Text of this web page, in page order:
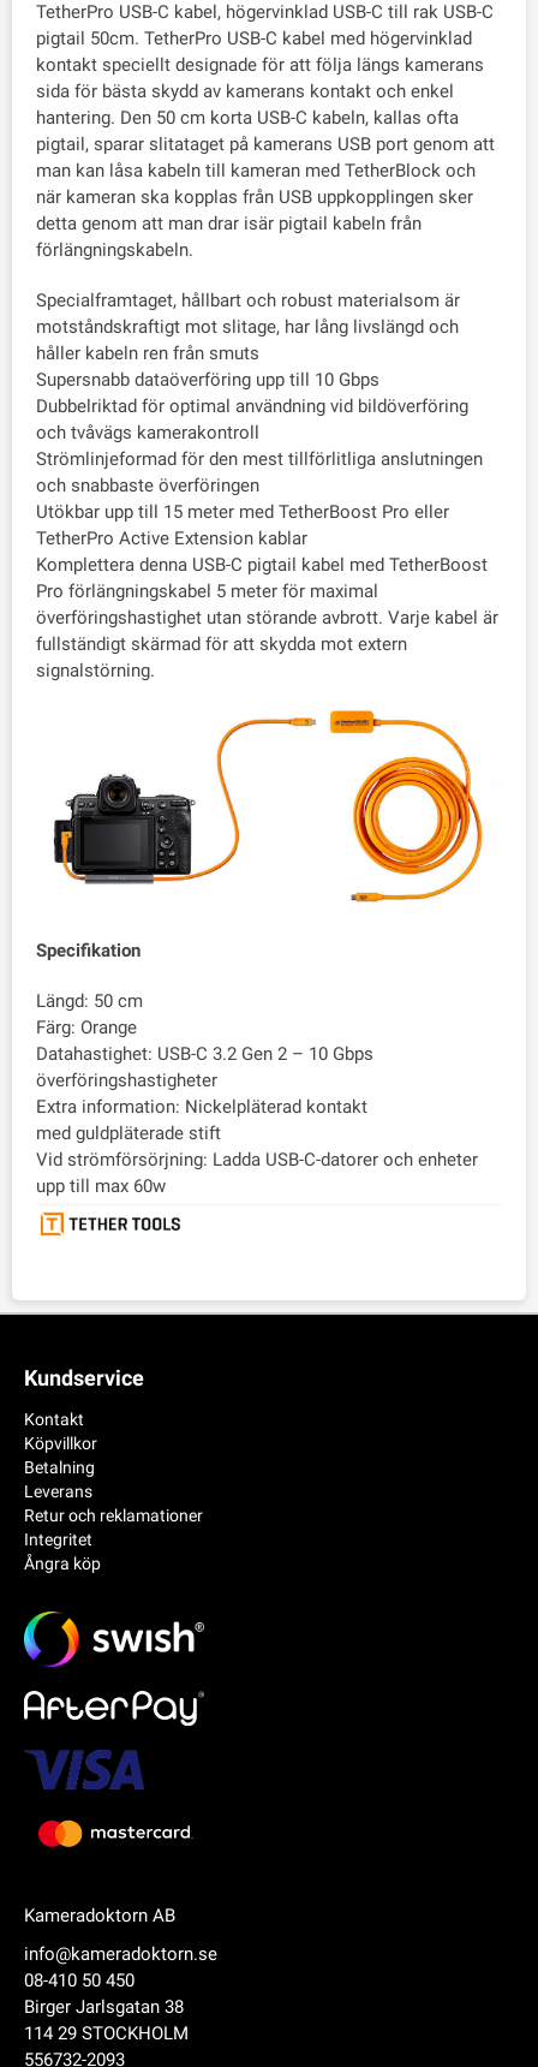
TetherPro USB-C kabel, högervinklad USB-C till rak USB-C
pigtail 50cm. TetherPro USB-C kabel med högervinklad
kontakt speciellt designade för att följa längs kamerans
sida för bästa skydd av kamerans kontakt och enkel
hantering. Den 50 cm korta USB-C kabeln, kallas ofta
pigtail, sparar slitataget på kamerans USB port genom att
man kan låsa kabeln till kameran med TetherBlock och
när kameran ska kopplas från USB uppkopplingen sker
detta genom att man drar isär pigtail kabeln från
förlängningskabeln.
Specialframtaget, hållbart och robust materialsom är
motståndskraftigt mot slitage, har lång livslängd och
håller kabeln ren från smuts
Supersnabb dataöverföring upp till 10 Gbps
Dubbelriktad för optimal användning vid bildöverföring
och tvåvägs kamerakontroll
Strömlinjeformad för den mest tillförlitliga anslutningen
och snabbaste överföringen
Utökbar upp till 15 meter med TetherBoost Pro eller
TetherPro Active Extension kablar
Komplettera denna USB-C pigtail kabel med TetherBoost
Pro förlängningskabel 5 meter för maximal
överföringshastighet utan störande avbrott. Varje kabel är
fullständigt skärmad för att skydda mot extern
signalstörning.
Specifikation
Längd: 50 cm
Färg: Orange
Datahastighet: USB-C 3.2 Gen 2 – 10 Gbps
överföringshastigheter
Extra information: Nickelpläterad kontakt
med guldpläterade stift
Vid strömförsörjning: Ladda USB-C-datorer och enheter
upp till max 60w
Kameradoktorn AB
info@kameradoktorn.se
08-410 50 450
Birger Jarlsgatan 38
114 29 STOCKHOLM
556732-2093
Kundservice
Kontakt
Köpvillkor
Betalning
Leverans
Retur och reklamationer
Integritet
Ångra köp